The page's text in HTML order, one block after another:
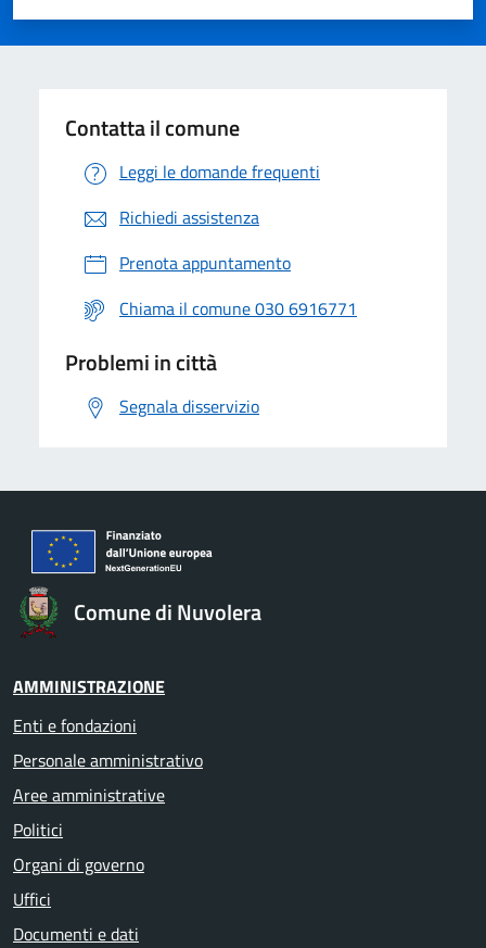
Valuta 5 stelle su 5
Valuta 4 stelle su 5
Valuta 3 stelle su 5
Valuta 2 stelle su 5
Valuta 1 stelle su 5
Contatta il comune
Leggi le domande frequenti
Richiedi assistenza
Prenota appuntamento
Chiama il comune 030 6916771
Problemi in città
Segnala disservizio
Comune di Nuvolera
AMMINISTRAZIONE
Enti e fondazioni
Personale amministrativo
Aree amministrative
Politici
Organi di governo
Uffici
Documenti e dati